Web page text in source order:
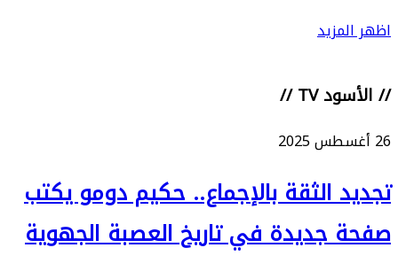
اظهر المزيد
// الأسود TV //
26 أغسطس 2025
تجديد الثقة بالإجماع.. حكيم دومو يكتب
صفحة جديدة في تاريخ العصبة الجهوية